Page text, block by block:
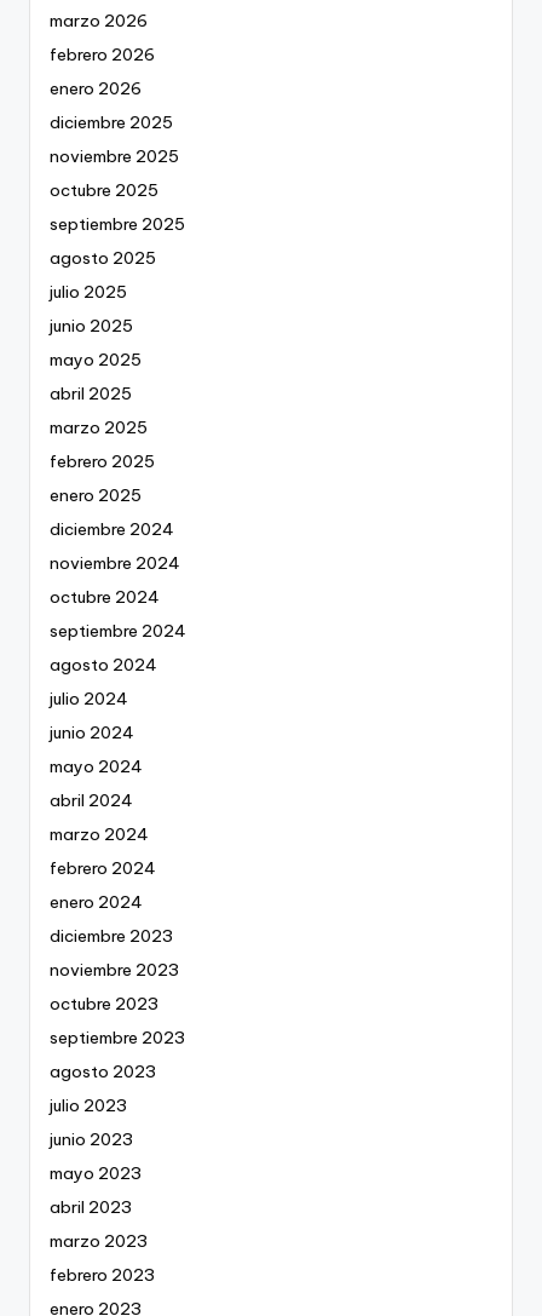
marzo 2026
febrero 2026
enero 2026
diciembre 2025
noviembre 2025
octubre 2025
septiembre 2025
agosto 2025
julio 2025
junio 2025
mayo 2025
abril 2025
marzo 2025
febrero 2025
enero 2025
diciembre 2024
noviembre 2024
octubre 2024
septiembre 2024
agosto 2024
julio 2024
junio 2024
mayo 2024
abril 2024
marzo 2024
febrero 2024
enero 2024
diciembre 2023
noviembre 2023
octubre 2023
septiembre 2023
agosto 2023
julio 2023
junio 2023
mayo 2023
abril 2023
marzo 2023
febrero 2023
enero 2023